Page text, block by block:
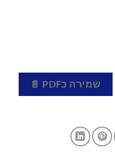
שמירה כPDF 📄